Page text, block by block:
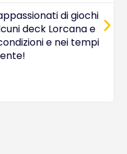
di giochi
deck Lorcana e
e nei tempi